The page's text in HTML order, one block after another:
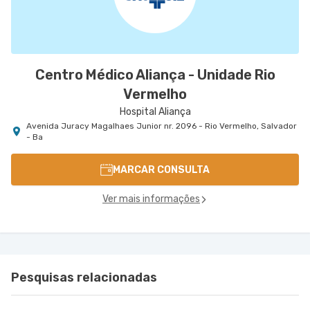
Centro Médico Aliança - Unidade Rio
Vermelho
Hospital Aliança
Avenida Juracy Magalhaes Junior nr. 2096 - Rio Vermelho, Salvador
- Ba
MARCAR CONSULTA
Ver mais informações
Pesquisas relacionadas